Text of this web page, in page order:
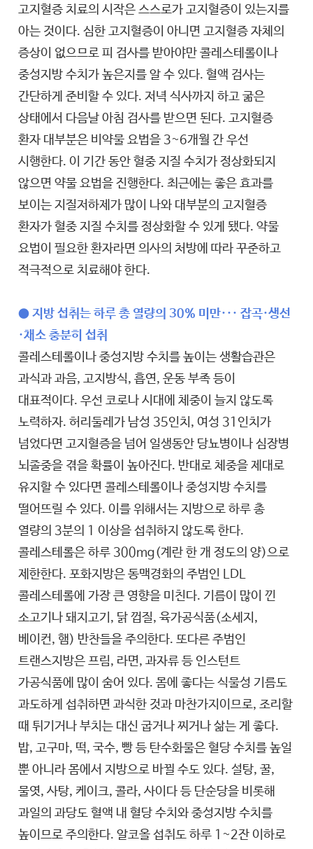
고지혈증 치료의 시작은 스스로가 고지혈증이 있는지를
아는 것이다. 심한 고지혈증이 아니면 고지혈증 자체의
증상이 없으므로 피 검사를 받아야만 콜레스테롤이나
중성지방 수치가 높은지를 알 수 있다. 혈액 검사는
간단하게 준비할 수 있다. 저녁 식사까지 하고 굶은
상태에서 다음날 아침 검사를 받으면 된다. 고지혈증
환자 대부분은 비약물 요법을 3~6개월 간 우선
시행한다. 이 기간 동안 혈중 지질 수치가 정상화되지
않으면 약물 요법을 진행한다. 최근에는 좋은 효과를
보이는 지질저하제가 많이 나와 대부분의 고지혈증
환자가 혈중 지질 수치를 정상화할 수 있게 됐다. 약물
요법이 필요한 환자라면 의사의 처방에 따라 꾸준하고
적극적으로 치료해야 한다.
● 지방 섭취는 하루 총 열량의 30% 미만··· 잡곡·생선
·채소 충분히 섭취
콜레스테롤이나 중성지방 수치를 높이는 생활습관은
과식과 과음, 고지방식, 흡연, 운동 부족 등이
대표적이다. 우선 코로나 시대에 체중이 늘지 않도록
노력하자. 허리둘레가 남성 35인치, 여성 31인치가
넘었다면 고지혈증을 넘어 일생동안 당뇨병이나 심장병
뇌졸중을 겪을 확률이 높아진다. 반대로 체중을 제대로
유지할 수 있다면 콜레스테롤이나 중성지방 수치를
떨어뜨릴 수 있다. 이를 위해서는 지방으로 하루 총
열량의 3분의 1 이상을 섭취하지 않도록 한다.
콜레스테롤은 하루 300mg(계란 한 개 정도의 양)으로
제한한다. 포화지방은 동맥경화의 주범인 LDL
콜레스테롤에 가장 큰 영향을 미친다. 기름이 많이 낀
소고기나 돼지고기, 닭 껍질, 육가공식품(소세지,
베이컨, 햄) 반찬들을 주의한다. 또다른 주범인
트랜스지방은 프림, 라면, 과자류 등 인스턴트
가공식품에 많이 숨어 있다. 몸에 좋다는 식물성 기름도
과도하게 섭취하면 과식한 것과 마찬가지이므로, 조리할
때 튀기거나 부치는 대신 굽거나 찌거나 삶는 게 좋다.
밥, 고구마, 떡, 국수, 빵 등 탄수화물은 혈당 수치를 높일
뿐 아니라 몸에서 지방으로 바뀔 수도 있다. 설탕, 꿀,
물엿, 사탕, 케이크, 콜라, 사이다 등 단순당을 비롯해
과일의 과당도 혈액 내 혈당 수치와 중성지방 수치를
높이므로 주의한다. 알코올 섭취도 하루 1~2잔 이하로